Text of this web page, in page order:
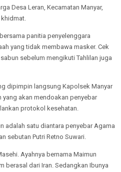
Desa Leran, Kecamatan Manyar,
panitia penyelenggara
yang tidak membawa masker. Cek
sebelum mengikuti Tahlilan juga
dipimpin langsung Kapolsek Manyar
yang akan mendoakan penyebar
protokol kesehatan.
adalah satu diantara penyebar Agama
sebutan Putri Retno Suwari.
Ayahnya bernama Maimun
berasal dari Iran. Sedangkan Ibunya